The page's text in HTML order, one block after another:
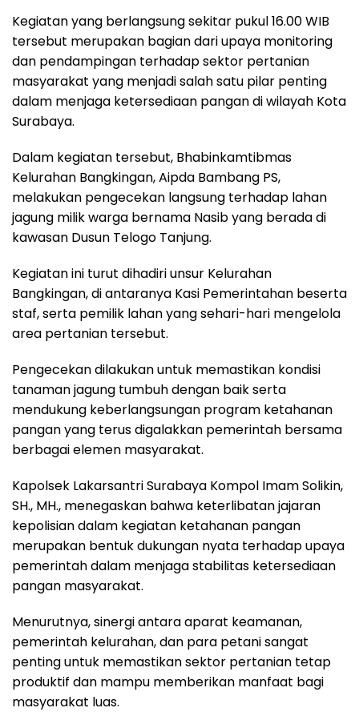
Kegiatan yang berlangsung sekitar pukul 16.00 WIB
tersebut merupakan bagian dari upaya monitoring
dan pendampingan terhadap sektor pertanian
masyarakat yang menjadi salah satu pilar penting
dalam menjaga ketersediaan pangan di wilayah Kota
Surabaya.
Dalam kegiatan tersebut, Bhabinkamtibmas
Kelurahan Bangkingan, Aipda Bambang PS,
melakukan pengecekan langsung terhadap lahan
jagung milik warga bernama Nasib yang berada di
kawasan Dusun Telogo Tanjung.
Kegiatan ini turut dihadiri unsur Kelurahan
Bangkingan, di antaranya Kasi Pemerintahan beserta
staf, serta pemilik lahan yang sehari-hari mengelola
area pertanian tersebut.
Pengecekan dilakukan untuk memastikan kondisi
tanaman jagung tumbuh dengan baik serta
mendukung keberlangsungan program ketahanan
pangan yang terus digalakkan pemerintah bersama
berbagai elemen masyarakat.
Kapolsek Lakarsantri Surabaya Kompol Imam Solikin,
SH., MH., menegaskan bahwa keterlibatan jajaran
kepolisian dalam kegiatan ketahanan pangan
merupakan bentuk dukungan nyata terhadap upaya
pemerintah dalam menjaga stabilitas ketersediaan
pangan masyarakat.
Menurutnya, sinergi antara aparat keamanan,
pemerintah kelurahan, dan para petani sangat
penting untuk memastikan sektor pertanian tetap
produktif dan mampu memberikan manfaat bagi
masyarakat luas.